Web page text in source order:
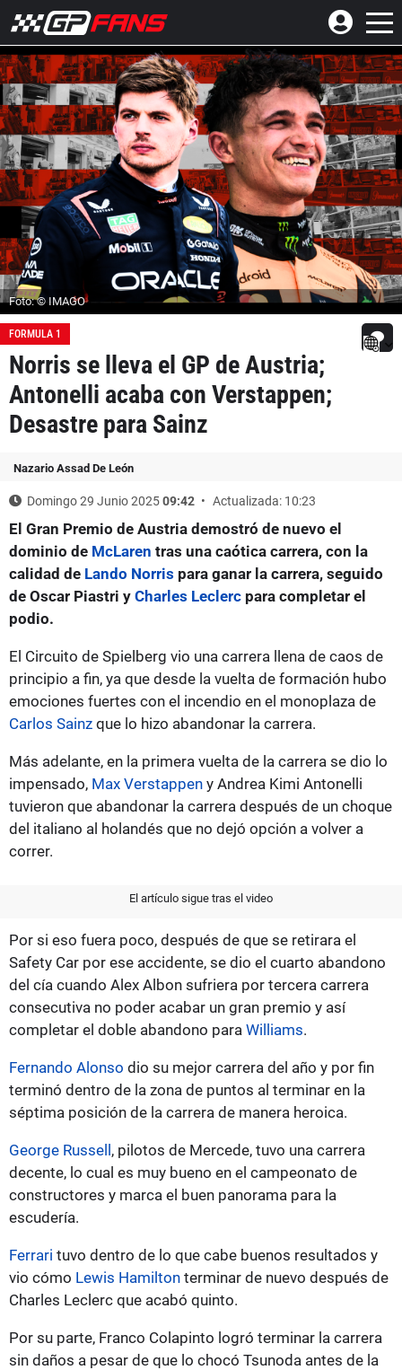
Foto: © IMAGO
FORMULA 1
Norris se lleva el GP de Austria;
Antonelli acaba con Verstappen;
Desastre para Sainz
Nazario Assad De León
Domingo 29 Junio 202509:42 Actualizada: 10:23
El Gran Premio de Austria demostró de nuevo el
dominio de McLaren tras una caótica carrera, con la
calidad de Lando Norris para ganar la carrera, seguido
de Oscar Piastri y Charles Leclerc para completar el
podio.
El Circuito de Spielberg vio una carrera llena de caos de
principio a fin, ya que desde la vuelta de formación hubo
emociones fuertes con el incendio en el monoplaza de
Carlos Sainz que lo hizo abandonar la carrera.
Más adelante, en la primera vuelta de la carrera se dio lo
impensado, Max Verstappen y Andrea Kimi Antonelli
tuvieron que abandonar la carrera después de un choque
del italiano al holandés que no dejó opción a volver a
correr.
El artículo sigue tras el video
Por si eso fuera poco, después de que se retirara el
Safety Car por ese accidente, se dio el cuarto abandono
del cía cuando Alex Albon sufriera por tercera carrera
consecutiva no poder acabar un gran premio y así
completar el doble abandono para Williams.
Fernando Alonso dio su mejor carrera del año y por fin
terminó dentro de la zona de puntos al terminar en la
séptima posición de la carrera de manera heroica.
George Russell, pilotos de Mercede, tuvo una carrera
decente, lo cual es muy bueno en el campeonato de
constructores y marca el buen panorama para la
escudería.
Ferrari tuvo dentro de lo que cabe buenos resultados y
vio cómo Lewis Hamilton terminar de nuevo después de
Charles Leclerc que acabó quinto.
Por su parte, Franco Colapinto logró terminar la carrera
sin daños a pesar de que lo chocó Tsunoda antes de la